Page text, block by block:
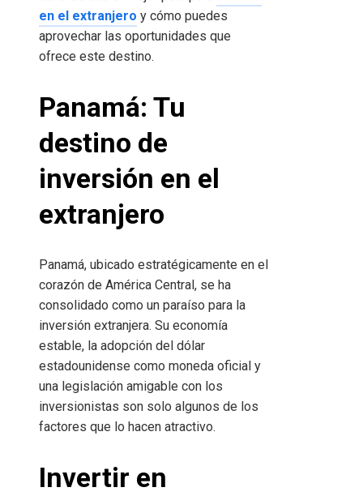
en el extranjero y cómo puedes
aprovechar las oportunidades que
ofrece este destino.
Panamá: Tu
destino de
inversión en el
extranjero
Panamá, ubicado estratégicamente en el
corazón de América Central, se ha
consolidado como un paraíso para la
inversión extranjera. Su economía
estable, la adopción del dólar
estadounidense como moneda oficial y
una legislación amigable con los
inversionistas son solo algunos de los
factores que lo hacen atractivo.
Invertir en